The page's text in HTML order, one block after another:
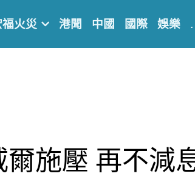
福火災 港聞 中國 國際 娛樂
爾施壓 再不減